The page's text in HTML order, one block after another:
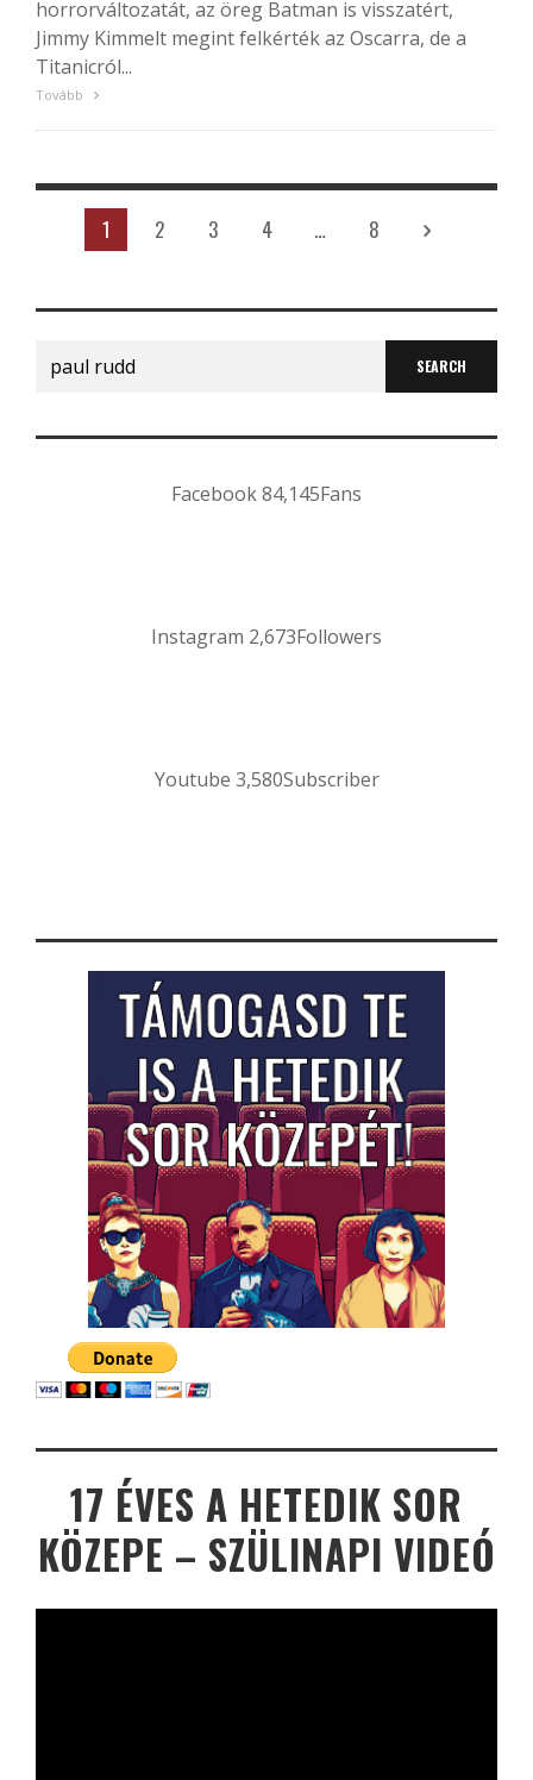
horrorváltozatát, az öreg Batman is visszatért,
Jimmy Kimmelt megint felkérték az Oscarra, de a
Titanicról...
Tovább
1 2 3 4 … 8
Search
for:
Facebook84,145Fans
Instagram 2,673Followers
Youtube 3,580Subscriber
17 ÉVES A HETEDIK SOR
KÖZEPE – SZÜLINAPI VIDEÓ